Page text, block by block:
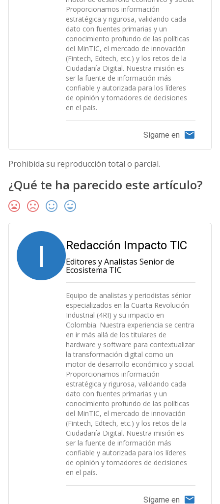
Proporcionamos información
estratégica y rigurosa, validando cada
dato con fuentes primarias y un
conocimiento profundo de las políticas
del MinTIC, el mercado de innovación
(Fintech, Edtech, etc.) y los retos de la
Ciudadanía Digital. Nuestra misión es
ser la fuente de información más
confiable y autorizada para los líderes
de opinión y tomadores de decisiones
en el país.
Sígame en
Prohibida su reproducción total o parcial.
¿Qué te ha parecido este artículo?
I Redacción Impacto TIC
Editores y Analistas Senior de
Ecosistema TIC
Equipo de analistas y periodistas sénior
especializados en la Cuarta Revolución
Industrial (4RI) y su impacto en
Colombia. Nuestra experiencia se centra
en ir más allá de los titulares de
hardware y software para contextualizar
la transformación digital como un
motor de desarrollo económico y social.
Proporcionamos información
estratégica y rigurosa, validando cada
dato con fuentes primarias y un
conocimiento profundo de las políticas
del MinTIC, el mercado de innovación
(Fintech, Edtech, etc.) y los retos de la
Ciudadanía Digital. Nuestra misión es
ser la fuente de información más
confiable y autorizada para los líderes
de opinión y tomadores de decisiones
en el país.
Sígame en